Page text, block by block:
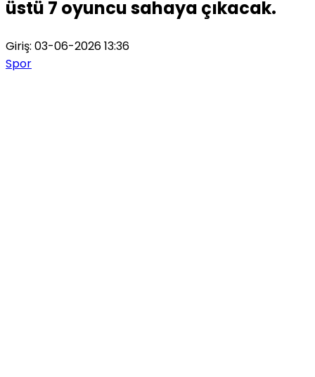
üstü 7 oyuncu sahaya çıkacak.
Giriş: 03-06-2026 13:36
Spor